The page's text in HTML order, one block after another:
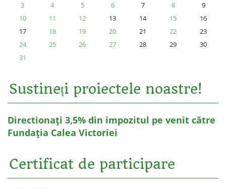
3
4 5 6 7 8
9
10
11 12 13 14 15
16
17
18 19 20 21 22
23
24
25 26 27 28 29
30
31
Sustineți proiectele noastre!
Directionați 3,5% din impozitul pe venit către
Fundația Calea Victoriei
Certificat de participare